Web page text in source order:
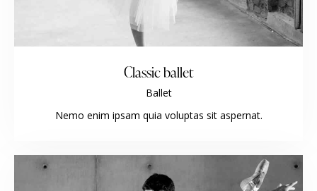
Classic ballet
Ballet
Nemo enim ipsam quia voluptas sit aspernat.